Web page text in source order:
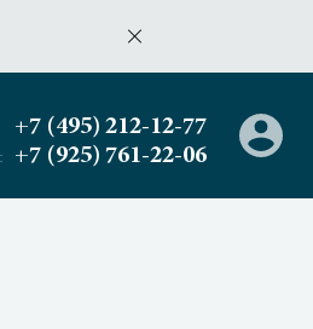
+7 (495) 212-12-77
+7 (925) 761-22-06